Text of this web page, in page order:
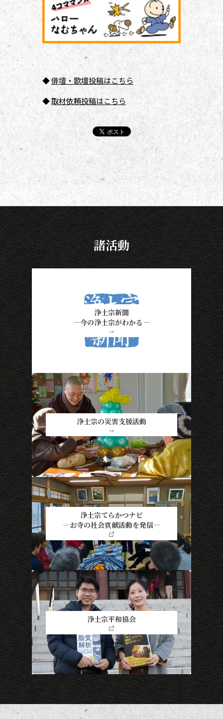
◆俳壇・歌壇投稿はこちら
◆取材依頼投稿はこちら
諸活動
浄土宗新聞
―今の浄土宗がわかる―
→
浄土宗の災害支援活動
→
浄土宗てらかつナビ
―お寺の社会貢献活動を発信―
浄土宗平和協会